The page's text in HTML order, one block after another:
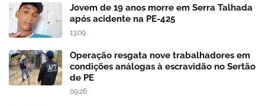
Jovem de 19 anos morre em Serra Talhada
após acidente na PE-425
13:09
Operação resgata nove trabalhadores em
condições análogas à escravidão no Sertão
de PE
09:26